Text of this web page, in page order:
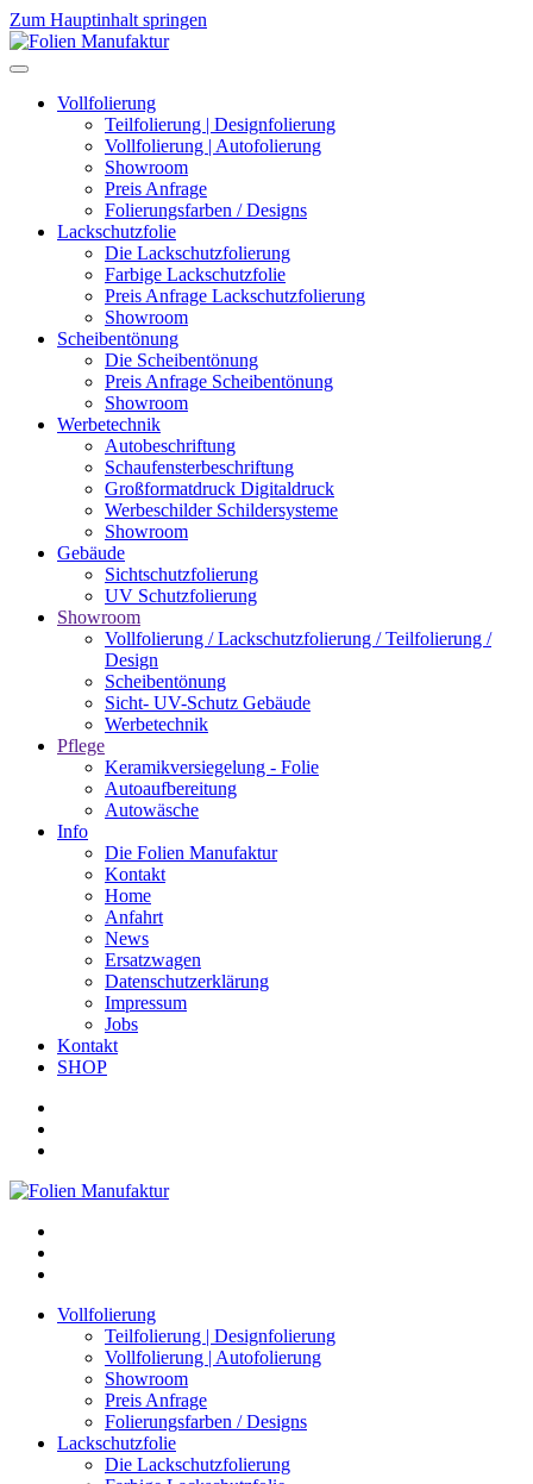
Zum Hauptinhalt springen
Vollfolierung
Teilfolierung | Designfolierung
Vollfolierung | Autofolierung
Showroom
Preis Anfrage
Folierungsfarben / Designs
Lackschutzfolie
Die Lackschutzfolierung
Farbige Lackschutzfolie
Preis Anfrage Lackschutzfolierung
Showroom
Scheibentönung
Die Scheibentönung
Preis Anfrage Scheibentönung
Showroom
Werbetechnik
Autobeschriftung
Schaufensterbeschriftung
Großformatdruck Digitaldruck
Werbeschilder Schildersysteme
Showroom
Gebäude
Sichtschutzfolierung
UV Schutzfolierung
Showroom
Vollfolierung / Lackschutzfolierung / Teilfolierung /
Design
Scheibentönung
Sicht- UV-Schutz Gebäude
Werbetechnik
Pflege
Keramikversiegelung - Folie
Autoaufbereitung
Autowäsche
Info
Die Folien Manufaktur
Kontakt
Home
Anfahrt
News
Ersatzwagen
Datenschutzerklärung
Impressum
Jobs
Kontakt
SHOP
Vollfolierung
Teilfolierung | Designfolierung
Vollfolierung | Autofolierung
Showroom
Preis Anfrage
Folierungsfarben / Designs
Lackschutzfolie
Die Lackschutzfolierung